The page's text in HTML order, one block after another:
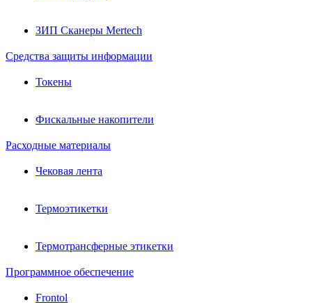
ЗИП Сканеры Mertech
Средства защиты информации
Токены
Фискальные накопители
Расходные материалы
Чековая лента
Термоэтикетки
Термотрансферные этикетки
Программное обеспечение
Frontol